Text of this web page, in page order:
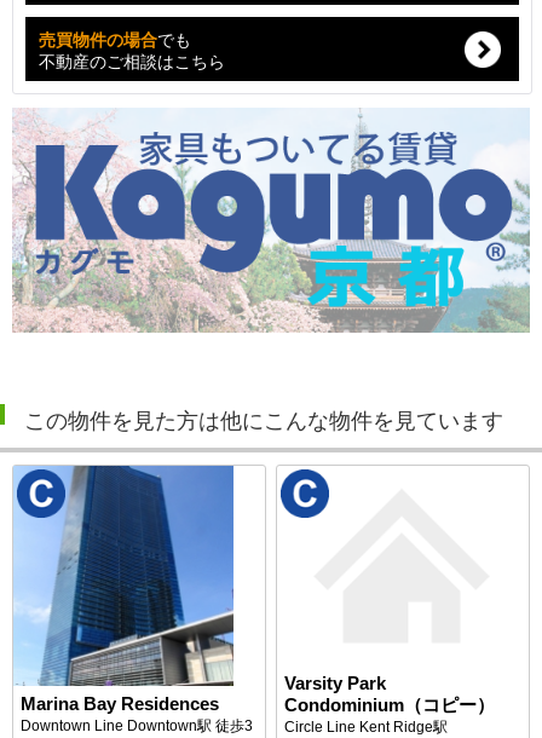
売買物件の場合でも
不動産のご相談はこちら
この物件を見た方は他にこんな物件を見ています
Marina Bay Residences
Downtown Line Downtown駅 徒歩3
Varsity Park
Condominium（コピー）
Circle Line Kent Ridge駅